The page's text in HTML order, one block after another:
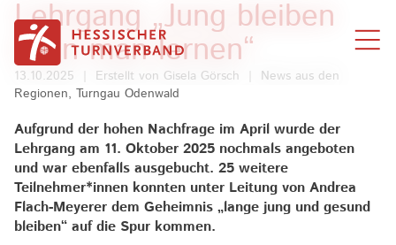
Zum Inhalt springen
Lehrgang „Jung bleiben
kann man lernen“
13.10.2025 Erstellt von Gisela Görsch
News aus den
Regionen, Turngau Odenwald
Aufgrund der hohen Nachfrage im April wurde der
Lehrgang am 11. Oktober 2025 nochmals angeboten
und war ebenfalls ausgebucht. 25 weitere
Teilnehmer*innen konnten unter Leitung von Andrea
Flach-Meyerer dem Geheimnis „lange jung und gesund
bleiben“ auf die Spur kommen.